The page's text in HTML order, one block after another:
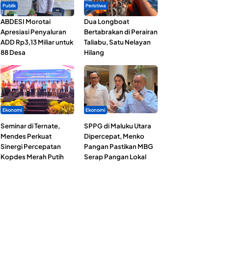
Publik
ABDESI Morotai
Apresiasi Penyaluran
ADD Rp3,13 Miliar untuk
88 Desa
Peristiwa
Dua Longboat
Bertabrakan di Perairan
Taliabu, Satu Nelayan
Hilang
Ekonomi
Seminar di Ternate,
Mendes Perkuat
Sinergi Percepatan
Kopdes Merah Putih
Ekonomi
SPPG di Maluku Utara
Dipercepat, Menko
Pangan Pastikan MBG
Serap Pangan Lokal